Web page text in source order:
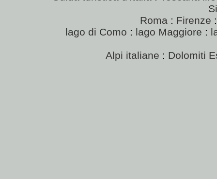
Roma: Firenze
lago di Como : lago Maggiore :
Alpi italiane : Dolomiti